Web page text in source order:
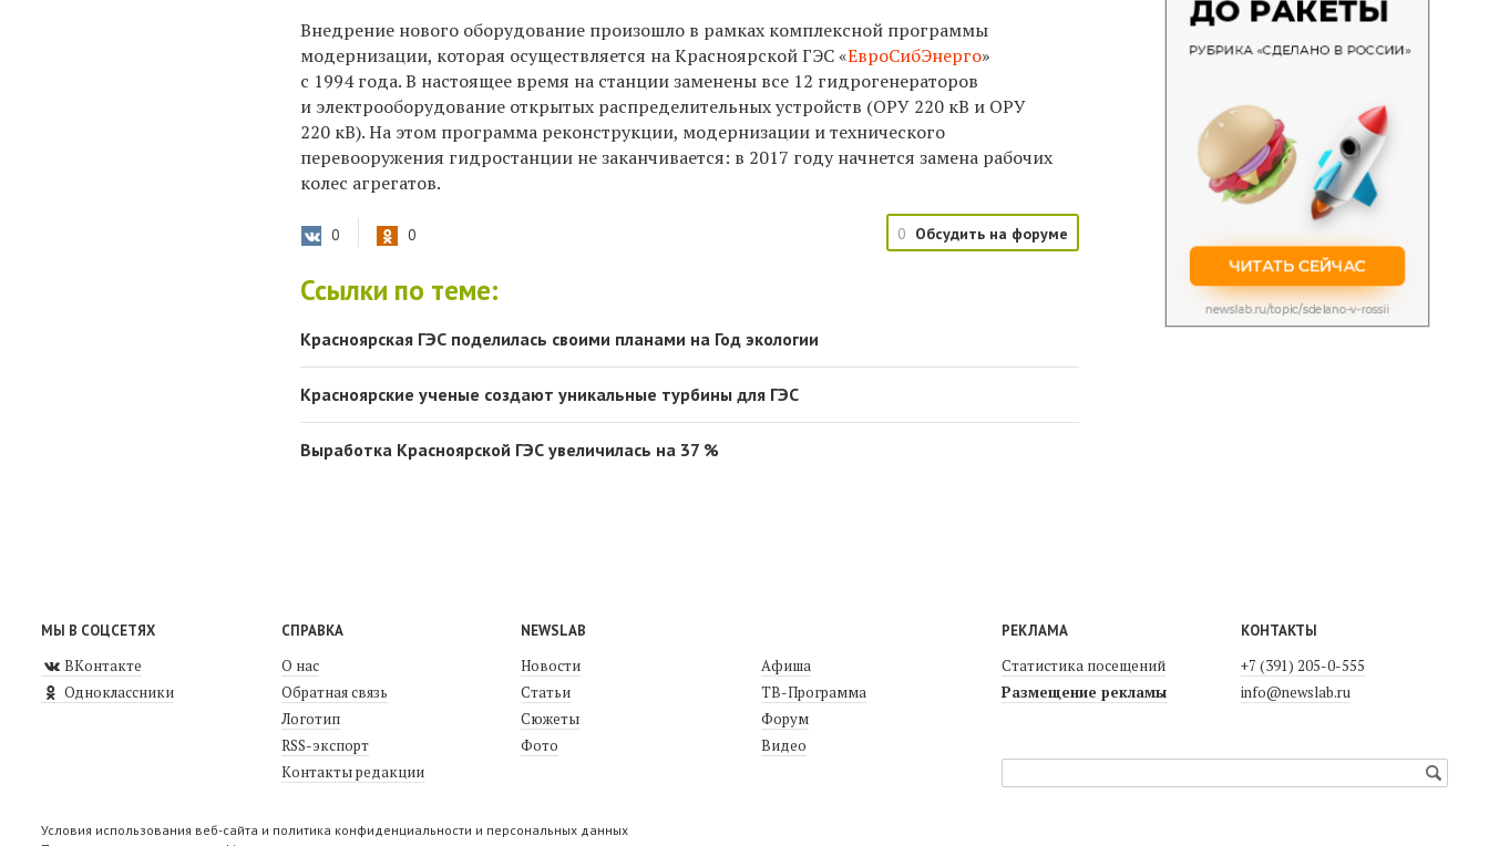
Внедрение нового оборудование произошло в рамках комплексной программы
модернизации, которая осуществляется на Красноярской ГЭС «ЕвроСибЭнерго»
с 1994 года. В настоящее время на станции заменены все 12 гидрогенераторов
и электрооборудование открытых распределительных устройств (ОРУ 220 кВ и ОРУ
220 кВ). На этом программа реконструкции, модернизации и технического
перевооружения гидростанции не заканчивается: в 2017 году начнется замена рабочих
колес агрегатов.
0 0 0 Обсудить на форуме
Ссылки по теме:
Красноярская ГЭС поделилась своими планами на Год экологии
Красноярские ученые создают уникальные турбины для ГЭС
Выработка Красноярской ГЭС увеличилась на 37 %
МЫ В СОЦСЕТЯХ
ВКонтакте
Одноклассники
СПРАВКА
О нас
Обратная связь
Логотип
RSS-экспорт
Контакты редакции
NEWSLAB
Новости
Статьи
Сюжеты
Фото
Афиша
ТВ-Программа
Форум
Видео
РЕКЛАМА
Статистика посещений
Размещение рекламы
КОНТАКТЫ
+7 (391) 205-0-555
info@newslab.ru
Условия использования веб-сайта и политика конфиденциальности и персональных данных